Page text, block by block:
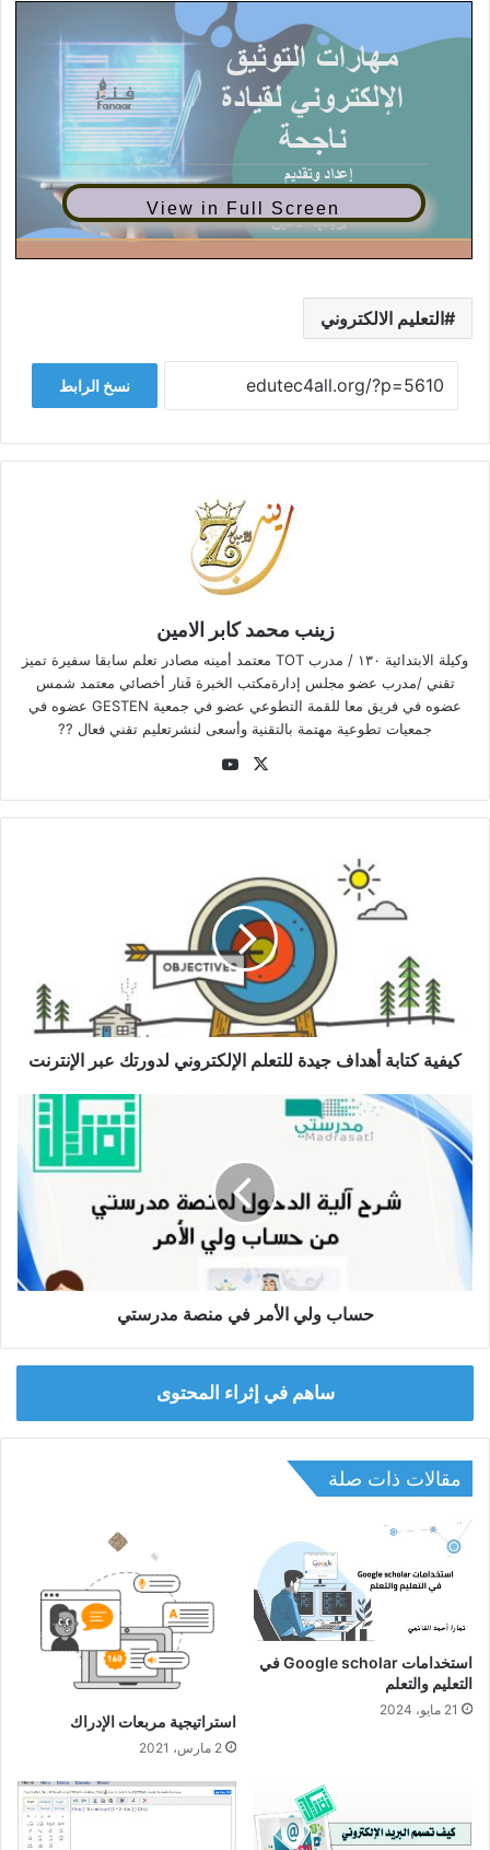
View in Full Screen
التعليم الالكتروني
نسخ الرابط
زينب محمد كابر الامين
وكيلة الابتدائية ١٣٠ / مدرب TOT معتمد أمينه مصادر تعلم سابقا سفيرة تميز
تقني /مدرب عضو مجلس إدارةمكتب الخبرة فَنار أخصائي معتمد شمس
عضوه في فريق معا للقمة التطوعي عضو في جمعية GESTEN عضوه في
جمعيات تطوعية مهتمة بالتقنية وأسعى لنشرتعليم تقني فعال ??
‫X
الإلكتروني
لدورتك
كيفية كتابة أهداف جيدة للتعلم الإلكتروني لدورتك عبر الإنترنت
حساب
ولي
الأمر
في
منصة
مدرستي
حساب ولي الأمر في منصة مدرستي
ساهم في إثراء المحتوى
مقالات ذات صلة
استخدامات Google scholar في
التعليم والتعلم
21 مايو، 2024
استراتيجية مربعات الإدراك
2 مارس، 2021